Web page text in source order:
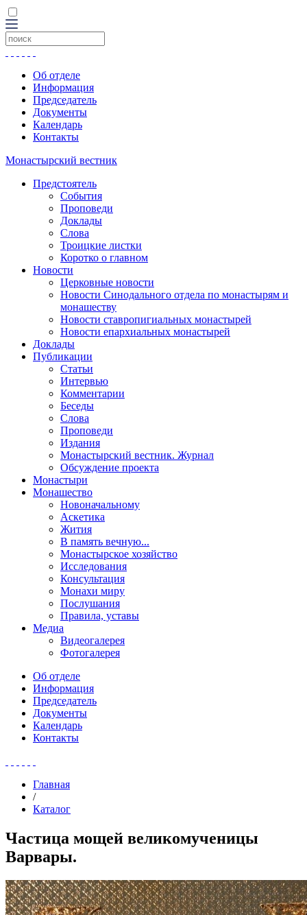
Об отделе
Информация
Председатель
Документы
Календарь
Контакты
Монастырский вестник
Предстоятель
События
Проповеди
Доклады
Слова
Троицкие листки
Коротко о главном
Новости
Церковные новости
Новости Синодального отдела по монастырям и
монашеству
Новости ставропигиальных монастырей
Новости епархиальных монастырей
Доклады
Публикации
Статьи
Интервью
Комментарии
Беседы
Слова
Проповеди
Издания
Монастырский вестник. Журнал
Обсуждение проекта
Монастыри
Монашество
Новоначальному
Аскетика
Жития
В память вечную...
Монастырское хозяйство
Исследования
Консультация
Монахи миру
Послушания
Правила, уставы
Медиа
Видеогалерея
Фотогалерея
Об отделе
Информация
Председатель
Документы
Календарь
Контакты
Главная
/
Каталог
Частица мощей великомученицы
Варвары.